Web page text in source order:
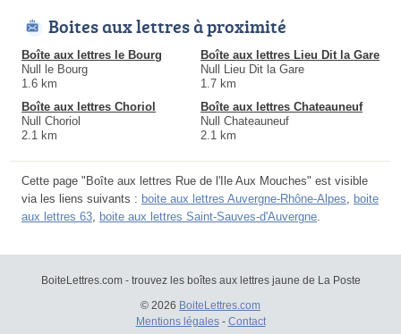
Boites aux lettres à proximité
Boîte aux lettres le Bourg
Null le Bourg
1.6 km
Boîte aux lettres Lieu Dit la Gare
Null Lieu Dit la Gare
1.7 km
Boîte aux lettres Choriol
Null Choriol
2.1 km
Boîte aux lettres Chateauneuf
Null Chateauneuf
2.1 km
Cette page "Boîte aux lettres Rue de l'Ile Aux Mouches" est visible
via les liens suivants : boite aux lettres Auvergne-Rhône-Alpes
boite
aux lettres 63 boite aux lettres Saint-Sauves-d'Auvergne
BoiteLettres.com - trouvez les boîtes aux lettres jaune de La Poste
© 2026 BoiteLettres.com
Mentions légales- Contact